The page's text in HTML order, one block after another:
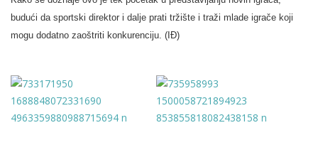
budući da sportski direktor i dalje prati tržište i traži mlade igrače koji
mogu dodatno zaoštriti konkurenciju. (IĐ)